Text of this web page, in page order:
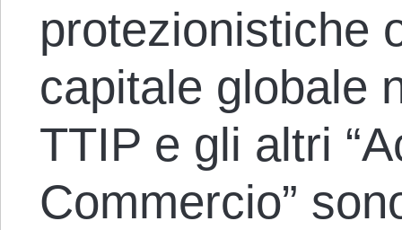
protezionistiche
capitale globale
TTIP e gli altri
Commercio”